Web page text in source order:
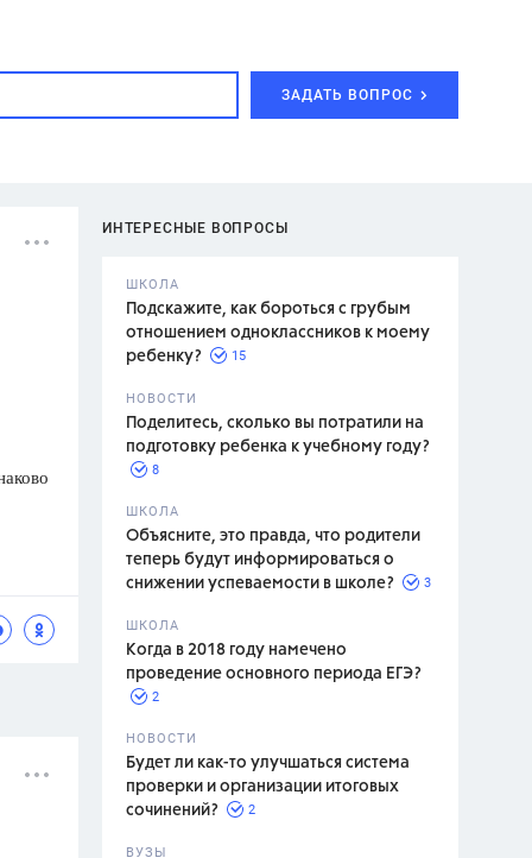
ЗАДАТЬ ВОПРОС
ИНТЕРЕСНЫЕ ВОПРОСЫ
ШКОЛА
Подскажите, как бороться с грубым
отношением одноклассников к моему
ребенку?
15
НОВОСТИ
Поделитесь, сколько вы потратили на
подготовку ребенка к учебному году?
8
ШКОЛА
Объясните, это правда, что родители
теперь будут информироваться о
снижении успеваемости в школе?
3
ШКОЛА
Когда в 2018 году намечено
проведение основного периода ЕГЭ?
2
НОВОСТИ
Будет ли как-то улучшаться система
проверки и организации итоговых
сочинений?
2
ВУЗЫ